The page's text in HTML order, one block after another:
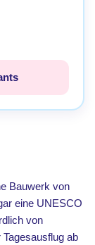
Bauwerk von
eine UNESCO
von
ab